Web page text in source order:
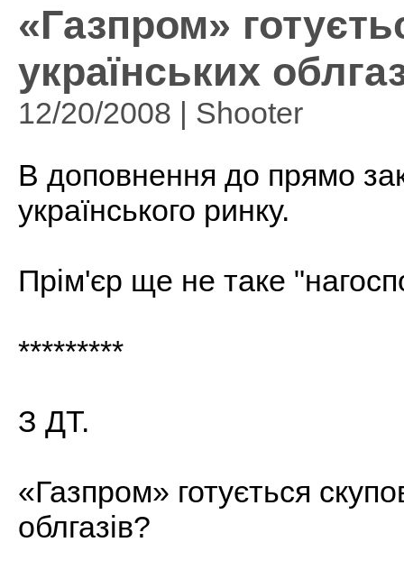
«Газпром»
українських
12/20/2008 | Shooter
В доповнення до прямо
українського ринку.
Прім'єр ще не таке
*********
З ДТ.
«Газпром» готується
облгазів?